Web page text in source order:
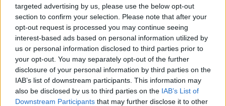
targeted advertising by us, please use the below opt-out
section to confirm your selection. Please note that after your
opt-out request is processed you may continue seeing
interest-based ads based on personal information utilized by
us or personal information disclosed to third parties prior to
your opt-out. You may separately opt-out of the further
disclosure of your personal information by third parties on the
IAB’s list of downstream participants. This information may
also be disclosed by us to third parties on the IAB’s List of
Downstream Participants that may further disclose it to other
Classic Mantra
Riepilogo stagione
Titolare 26 - 68%